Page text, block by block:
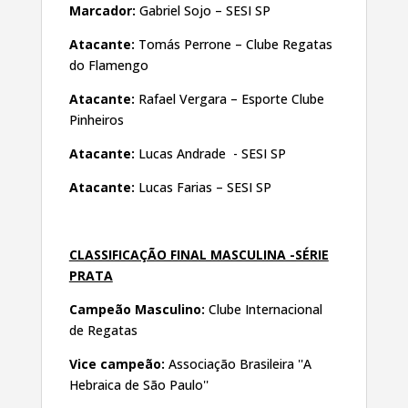
Marcador: Gabriel Sojo – SESI SP
Atacante: Tomás Perrone – Clube Regatas
do Flamengo
Atacante: Rafael Vergara – Esporte Clube
Pinheiros
Atacante: Lucas Andrade - SESI SP
Atacante: Lucas Farias – SESI SP
CLASSIFICAÇÃO FINAL MASCULINA -SÉRIE
PRATA
Campeão Masculino: Clube Internacional
de Regatas
Vice campeão: Associação Brasileira ''A
Hebraica de São Paulo''